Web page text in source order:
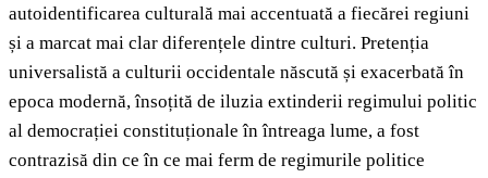
autoidentificarea culturală mai accentuată a fiecărei regiuni
și a marcat mai clar diferențele dintre culturi. Pretenția
universalistă a culturii occidentale născută și exacerbată în
epoca modernă, însoțită de iluzia extinderii regimului politic
al democrației constituționale în întreaga lume, a fost
contrazisă din ce în ce mai ferm de regimurile politice